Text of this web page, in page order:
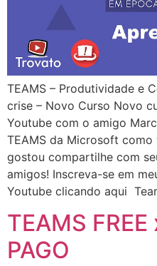
TEAMS – Produtividade e
crise – Novo Curso Novo
Youtube com o amigo
TEAMS da Microsoft como
gostou compartilhe com
amigos! Inscreva-se em
Youtube clicando aqui
TEAMS
PAGO